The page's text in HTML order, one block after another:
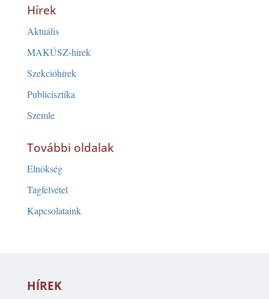
Hírek
Aktuális
MAKÚSZ-hírek
Szekcióhírek
Publicisztika
Szemle
További oldalak
Elnökség
Tagfelvétel
Kapcsolataink
HÍREK